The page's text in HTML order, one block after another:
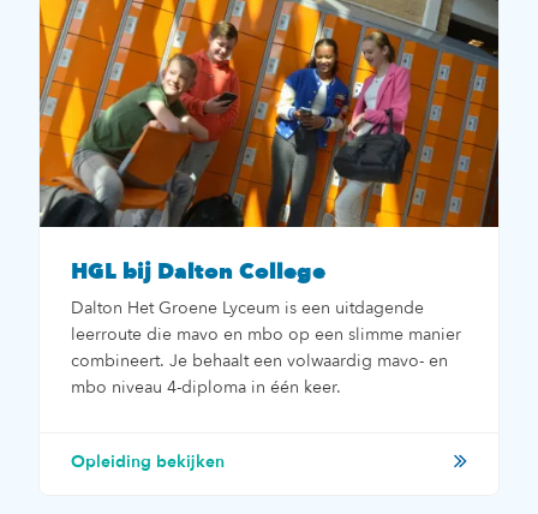
HGL bij Dalton College
Dalton Het Groene Lyceum is een uitdagende
leerroute die mavo en mbo op een slimme manier
combineert. Je behaalt een volwaardig mavo- en
mbo niveau 4-diploma in één keer.
Opleiding bekijken